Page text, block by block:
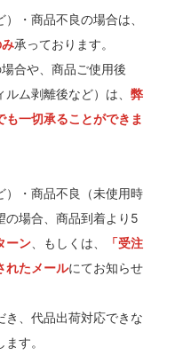
・商品不良の場合は、
承っております。
合や、商品ご使用後
ム剥離後など）は、 弊
一切承ることができま
）・商品不良（未使用時
の場合、商品到着より5
ーン 、もしくは、
「受注
れたメールにてお知らせ
き、代品出荷対応できな
す。